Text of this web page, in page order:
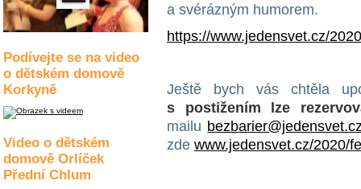
Podívejte se na video
o dětském domově
Korkyně
Video o dětském
domově Orlíček
Přední Chlum
a svérázným humorem.
https://www.jedensvet.cz/
Ještě bych vás chtěla
s postižením lze
mailu
zde www.jedensvet.cz/2020/